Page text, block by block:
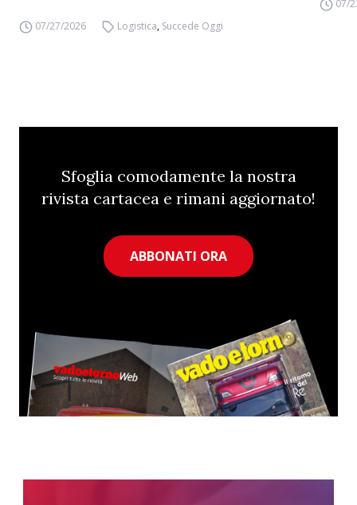
07/27/2026 Logistica, Succede Oggi
07/
Sfoglia comodamente la nostra
rivista cartacea e rimani aggiornato!
ABBONATI ORA